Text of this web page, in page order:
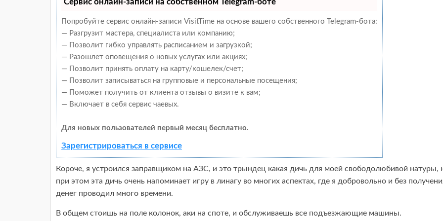
Сервис онлайн-записи на собственном Telegram-боте
Попробуйте сервис онлайн-записи VisitTime на основе вашего собственного Telegram-бота:
— Разгрузит мастера, специалиста или компанию;
— Позволит гибко управлять расписанием и загрузкой;
— Разошлет оповещения о новых услугах или акциях;
— Позволит принять оплату на карту/кошелек/счет;
— Позволит записываться на групповые и персональные посещения;
— Поможет получить от клиента отзывы о визите к вам;
— Включает в себя сервис чаевых.
Для новых пользователей первый месяц бесплатно.
Зарегистрироваться в сервисе
Короче, я устроился заправщиком на АЗС, и это трындец какая дичь для моей свободолюбивой натуры,
при этом эта дичь очень напоминает игру в линагу во многих аспектах, где я добровольно и без
денег проводил много времени.
В общем стоишь на поле колонок, аки на споте, и обслуживаешь все подъезжающие машины.